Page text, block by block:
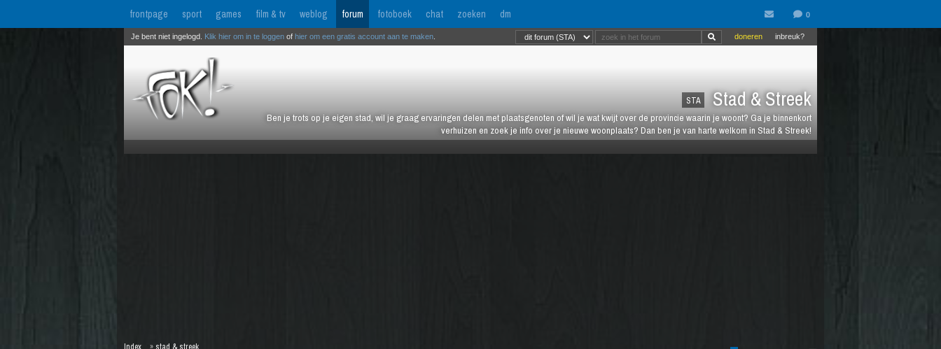
frontpage sport games film & tv weblog forum fotoboek chat zoeken dm
STA Stad & Streek
Ben je trots op je eigen stad, wil je graag ervaringen delen met plaatsgenoten of wil je wat kwijt over de provincie waarin je woont? Ga je binnenkort
verhuizen en zoek je info over je nieuwe woonplaats? Dan ben je van harte welkom in Stad & Streek!
inbreuk?
doneren
Je bent niet ingelogd. Klik hier om in te loggen of hier om een gratis account aan te maken